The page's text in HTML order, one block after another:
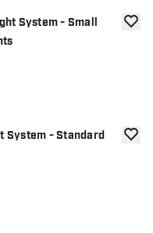
System - Small
drawer
System - Standard